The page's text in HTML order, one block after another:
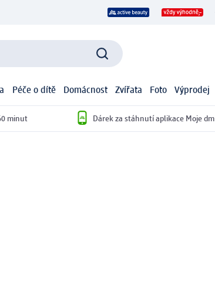
Péče o dítě Domácnost Zvířata Foto Výprodej
minut Dárek za stáhnutí aplikace Moje dm